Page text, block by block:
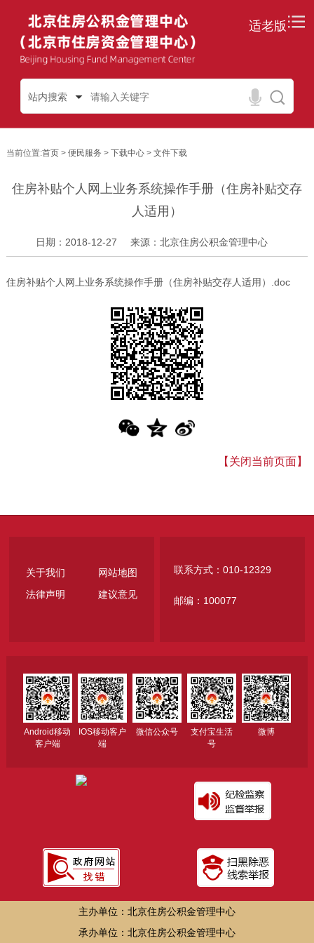
适老版
站内搜索
当前位置:首页> 便民服务 > 下载中心> 文件下载
住房补贴个人网上业务系统操作手册（住房补贴交存
人适用）
日期：2018-12-27 来源：北京住房公积金管理中心
住房补贴个人网上业务系统操作手册（住房补贴交存人适用）.doc
【关闭当前页面】
关于我们
网站地图
法律声明
建议意见
联系方式：010-12329
邮编：100077
Android移动
客户端
IOS移动客户
端
微信公众号
支付宝生活
号
微博
主办单位：北京住房公积金管理中心
承办单位：北京住房公积金管理中心